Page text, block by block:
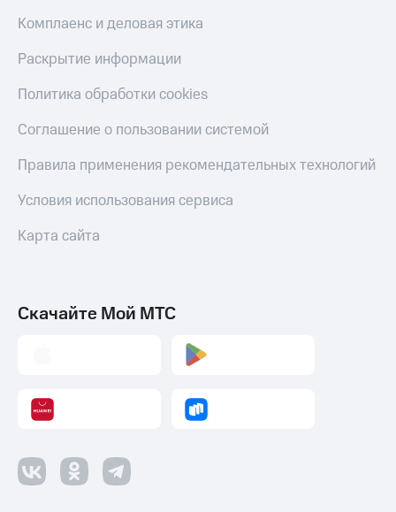
Комплаенс и деловая этика
Раскрытие информации
Политика обработки cookies
Соглашение о пользовании системой
Правила применения рекомендательных технологий
Условия использования сервиса
Карта сайта
Скачайте Мой МТС